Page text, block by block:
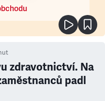
zdravotnictví. Na
padl